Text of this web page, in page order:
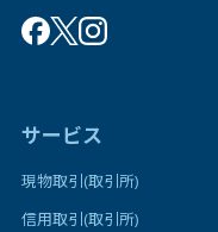
サービス
現物取引(取引所)
信用取引(取引所)